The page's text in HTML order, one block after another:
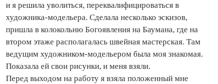
и я решила уволиться, переквалифицироваться в
художника-модельера. Сделала несколько эскизов,
пришла в колокольню Богоявления на Баумана, где на
втором этаже располагалась швейная мастерская. Там
ведущим художником-модельером была моя знакомая.
Показала ей свои рисунки, и меня взяли.
Перед выходом на работу я взяла положенный мне